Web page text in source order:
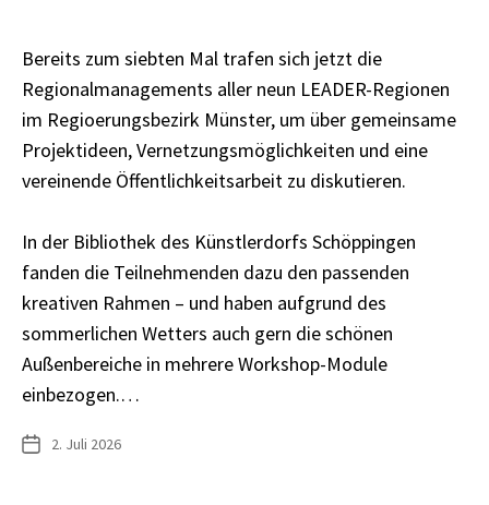
Bereits zum siebten Mal trafen sich jetzt die
Regionalmanagements aller neun LEADER-Regionen
im Regioerungsbezirk Münster, um über gemeinsame
Projektideen, Vernetzungsmöglichkeiten und eine
vereinende Öffentlichkeitsarbeit zu diskutieren.
In der Bibliothek des Künstlerdorfs Schöppingen
fanden die Teilnehmenden dazu den passenden
kreativen Rahmen – und haben aufgrund des
sommerlichen Wetters auch gern die schönen
Außenbereiche in mehrere Workshop-Module
einbezogen.…
Veröffentlichungsdatum
2. Juli 2026